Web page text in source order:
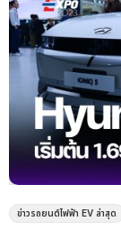
ข่าวรถยนต์ไฟฟ้า EV ล่าสุด